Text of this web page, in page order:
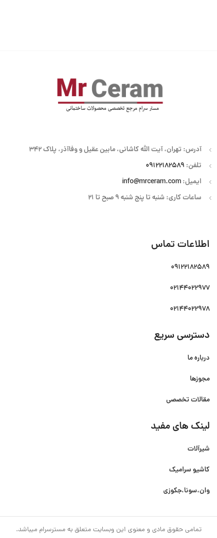
آدرس: تهران، آیت الله کاشانی، مابین عقیل و وفاآذر، پلاک 342
تلفن: 09122182589
ایمیل:info@mrceram.com
ساعات کاری: شنبه تا پنج شنبه 9 صبح تا 21
اطلاعات تماس
09122182589
02144022977
02144022978
دسترسی سریع
درباره ما
مجوزها
مقالات تخصصی
لینک های مفید
شیرآلات
کاشیو سرامیک
وان،سونا،جکوزی
تمامی حقوق مادی و معنوی این وبسایت متعلق به مسترسرام میباشد.